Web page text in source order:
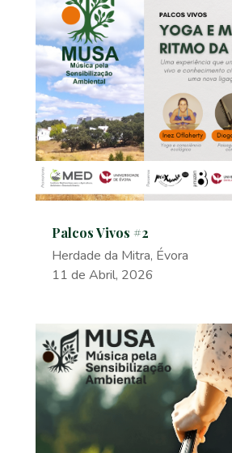
Palcos Vivos #2
Herdade da Mitra, Évora
11 de Abril, 2026